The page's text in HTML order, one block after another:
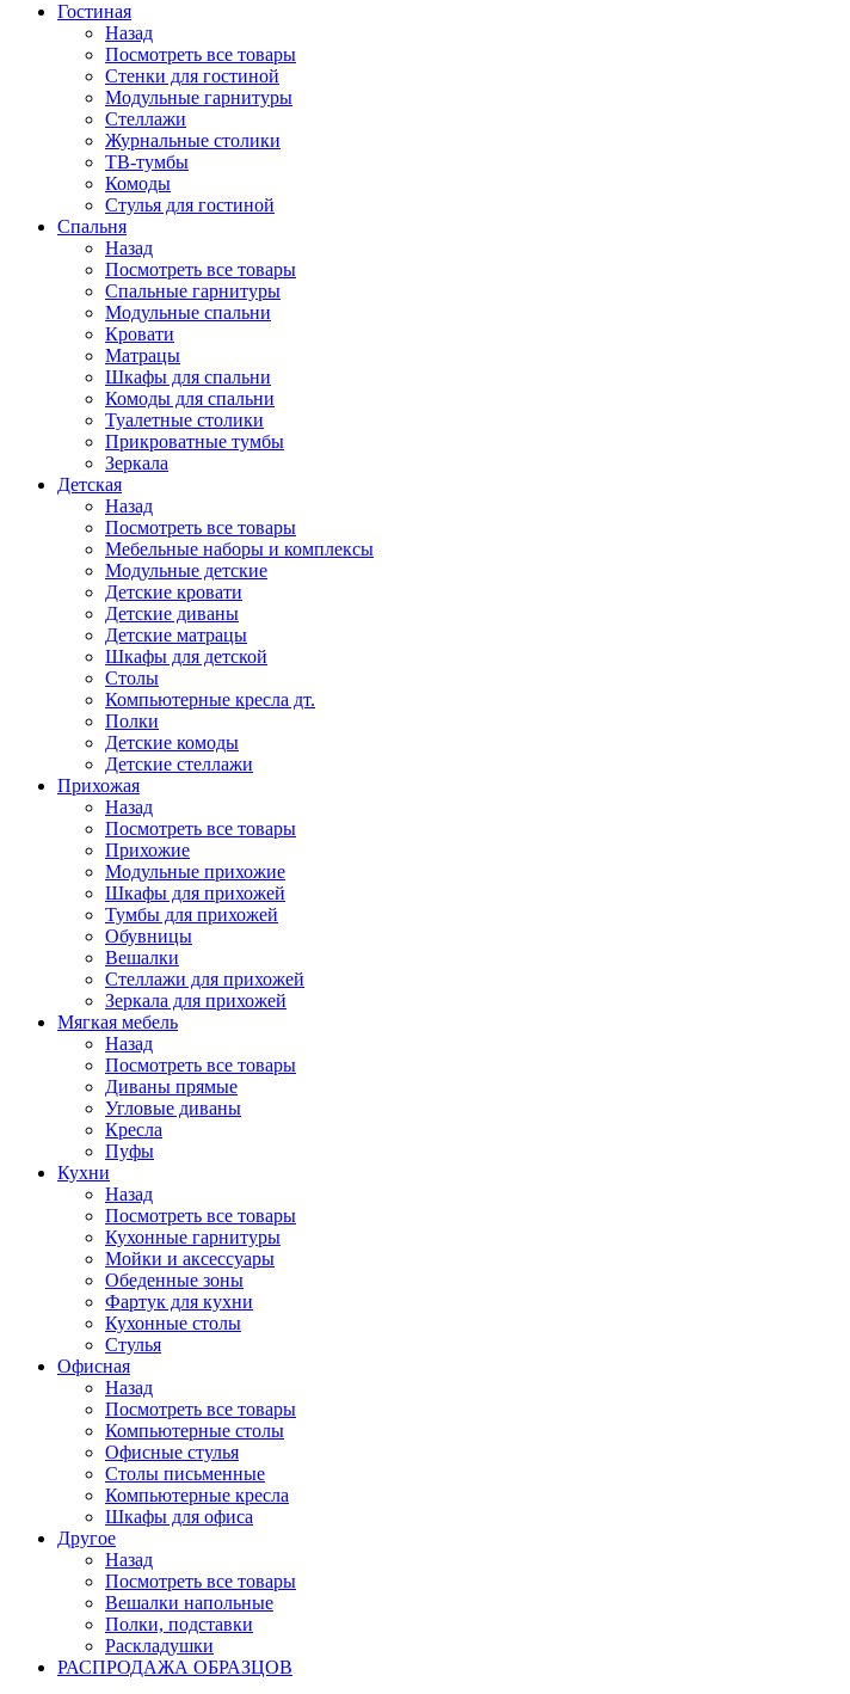
Гостиная
Назад
Посмотреть все товары
Стенки для гостиной
Модульные гарнитуры
Стеллажи
Журнальные столики
ТВ-тумбы
Комоды
Стулья для гостиной
Спальня
Назад
Посмотреть все товары
Спальные гарнитуры
Модульные спальни
Кровати
Матрацы
Шкафы для спальни
Комоды для спальни
Туалетные столики
Прикроватные тумбы
Зеркала
Детская
Назад
Посмотреть все товары
Мебельные наборы и комплексы
Модульные детские
Детские кровати
Детские диваны
Детские матрацы
Шкафы для детской
Столы
Компьютерные кресла дт.
Полки
Детские комоды
Детские стеллажи
Прихожая
Назад
Посмотреть все товары
Прихожие
Модульные прихожие
Шкафы для прихожей
Тумбы для прихожей
Обувницы
Вешалки
Стеллажи для прихожей
Зеркала для прихожей
Мягкая мебель
Назад
Посмотреть все товары
Диваны прямые
Угловые диваны
Кресла
Пуфы
Кухни
Назад
Посмотреть все товары
Кухонные гарнитуры
Мойки и аксессуары
Обеденные зоны
Фартук для кухни
Кухонные столы
Стулья
Офисная
Назад
Посмотреть все товары
Компьютерные столы
Офисные стулья
Столы письменные
Компьютерные кресла
Шкафы для офиса
Другое
Назад
Посмотреть все товары
Вешалки напольные
Полки, подставки
Раскладушки
РАСПРОДАЖА ОБРАЗЦОВ